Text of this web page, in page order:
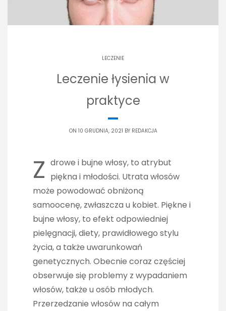
LECZENIE
Leczenie łysienia w
praktyce
ON 10 GRUDNIA, 2021 BY REDAKCJA
Z drowe i bujne włosy, to atrybut
piękna i młodości. Utrata włosów
może powodować obniżoną
samoocenę, zwłaszcza u kobiet. Piękne i
bujne włosy, to efekt odpowiedniej
pielęgnacji, diety, prawidłowego stylu
życia, a także uwarunkowań
genetycznych. Obecnie coraz częściej
obserwuje się problemy z wypadaniem
włosów, także u osób młodych.
Przerzedzanie włosów na całym